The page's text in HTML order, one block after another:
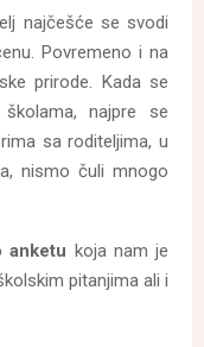
najčešće se svodi
Povremeno i na
prirode. Kada se
najpre se
sa roditeljima, u
nismo čuli mnogo
anketu koja nam je
pitanjima ali i